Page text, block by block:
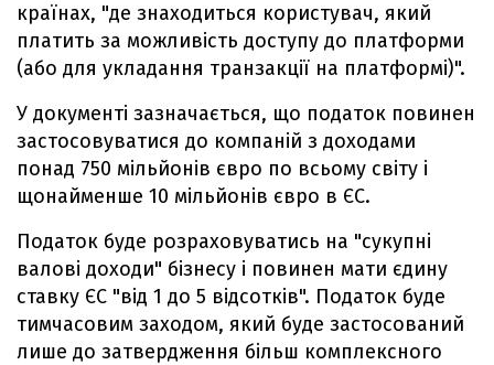
країнах, "де знаходиться користувач, який
платить за можливість доступу до платформи
(або для укладання транзакції на платформі)".
У документі зазначається, що податок повинен
застосовуватися до компаній з доходами
понад 750 мільйонів євро по всьому світу і
щонайменше 10 мільйонів євро в ЄС.
Податок буде розраховуватись на "сукупні
валові доходи" бізнесу і повинен мати єдину
ставку ЄС "від 1 до 5 відсотків". Податок буде
тимчасовим заходом, який буде застосований
лише до затвердження більш комплексного